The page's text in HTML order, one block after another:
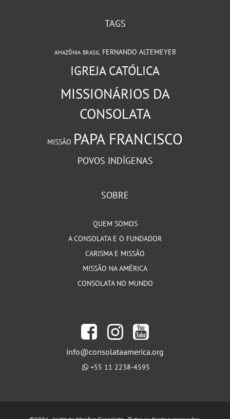
TAGS
AMAZÔNIA BRASIL FERNANDO ALTEMEYER
IGREJA CATÓLICA
MISSIONÁRIOS DA
CONSOLATA
MISSÃO PAPA FRANCISCO
POVOS INDÍGENAS
SOBRE
QUEM SOMOS
A CONSOLATA E O FUNDADOR
CARISMA E MISSÃO
MISSÃO NA AMÉRICA
CONSOLATA NO MUNDO
info@consolataamerica.org
+55 11 2238-4595